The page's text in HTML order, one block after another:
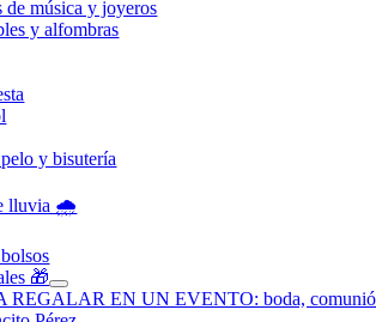
de música y joyeros
y alfombras
y bisutería
lluvia 🌧️
🎁
REGALAR EN UN EVENTO: boda,